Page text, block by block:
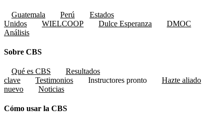
Guatemala Perú
Estados
Unidos
WIELCOOP Dulce Esperanza
DMOC
Análisis
Sobre CBS
Qué es CBS
Resultados
clave
Testimonios Instructores pronto
Hazte aliado
nuevo
Noticias
Cómo usar la CBS